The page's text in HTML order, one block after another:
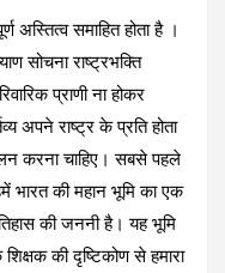
अस्तित्व समाहित होता है ।
सोचना राष्ट्रभक्ति
प्राणी ना होकर
अपने राष्ट्र के प्रति होता
करना चाहिए। सबसे पहले
भारत की महान भूमि का एक
की जननी है। यह भूमि
की दृष्टिकोण से हमारा